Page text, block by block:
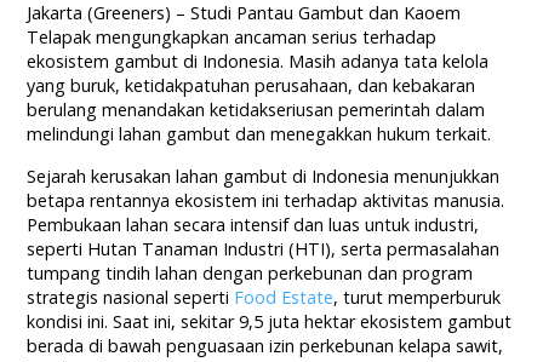
Jakarta (Greeners) – Studi Pantau Gambut dan Kaoem
Telapak mengungkapkan ancaman serius terhadap
ekosistem gambut di Indonesia. Masih adanya tata kelola
yang buruk, ketidakpatuhan perusahaan, dan kebakaran
berulang menandakan ketidakseriusan pemerintah dalam
melindungi lahan gambut dan menegakkan hukum terkait.
Sejarah kerusakan lahan gambut di Indonesia menunjukkan
betapa rentannya ekosistem ini terhadap aktivitas manusia.
Pembukaan lahan secara intensif dan luas untuk industri,
seperti Hutan Tanaman Industri (HTI), serta permasalahan
tumpang tindih lahan dengan perkebunan dan program
strategis nasional seperti Food Estate, turut memperburuk
kondisi ini. Saat ini, sekitar 9,5 juta hektar ekosistem gambut
berada di bawah penguasaan izin perkebunan kelapa sawit,